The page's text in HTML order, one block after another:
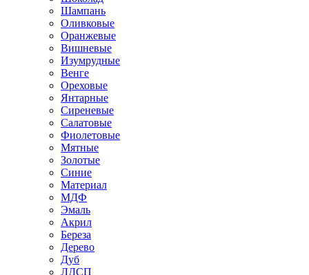
Шампань
Оливковые
Оранжевые
Вишневые
Изумрудные
Венге
Ореховые
Янтарные
Сиреневые
Салатовые
Фиолетовые
Мятные
Золотые
Синие
Материал
МДФ
Эмаль
Акрил
Береза
Дерево
Дуб
ЛДСП